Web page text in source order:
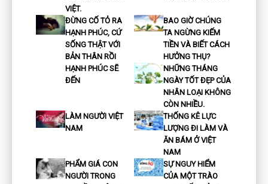
VIỆT.
ĐỪNG CỐ TỎ RA
HẠNH PHÚC, CỨ
SỐNG THẬT VỚI
BẢN THÂN RỒI
HẠNH PHÚC SẼ
ĐẾN
BAO GIỜ CHÚNG
TA NGỪNG KIẾM
TIỀN VÀ BIẾT CÁCH
HƯỞNG THỤ?
NHỮNG THÁNG
NGÀY TỐT ĐẸP CỦA
NHÂN LOẠI KHÔNG
CÒN NHIỀU.
LÀM NGƯỜI VIỆT
NAM
THỐNG KÊ LỰC
LƯỢNG ĐI LÀM VÀ
ĂN BÁM Ở VIỆT
NAM
PHẨM GIÁ CON
NGƯỜI TRONG
SỰ NGUY HIỂM
CỦA MỘT TRÀO